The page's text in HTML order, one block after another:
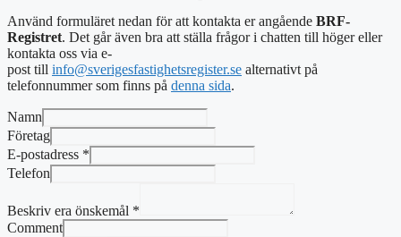
Använd formuläret nedan för att kontakta er angående BRF-
Registret. Det går även bra att ställa frågor i chatten till höger eller
kontakta oss via e-
post till info@sverigesfastighetsregister.se alternativt på
telefonnummer som finns på denna sida.
Namn
Företag
E-postadress *
Telefon
Beskriv era önskemål *
Comment